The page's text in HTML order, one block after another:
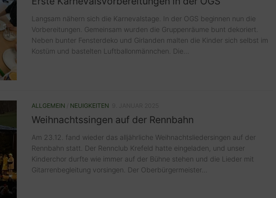
Langsam nähern sich die Karnevalstage. In der OGS beginnen nun die
Vorbereitungen. Gemeinsam wurden die Gruppenräume bunt dekoriert.
Neben bunter Fensterdeko und Girlanden malten die Kinder sich selbst im
Kostüm und bastelten Luftballonmännchen. Die...
ALLGEMEIN NEUIGKEITEN
Weihnachtssingen auf der Rennbahn
Am 23.12. fand wieder das alljährliche Weihnachtsliedersingen auf der
Rennbahn statt. Der Rennclub Krefeld hatte eingeladen, und unser
Kinderchor durfte wie immer auf der Bühne stehen und die Lieder mit
Gitarrenbegleitung vorsingen. Der Oberbürgermeister...